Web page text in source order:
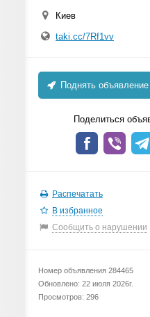
Киев
taki.cc/7Rf1vv
Поднять
Поделиться
Распечатать
В избранное
Сообщить о нарушении
Номер объявления 284465
Обновлено: 22 июля 2026г.
Просмотров: 296